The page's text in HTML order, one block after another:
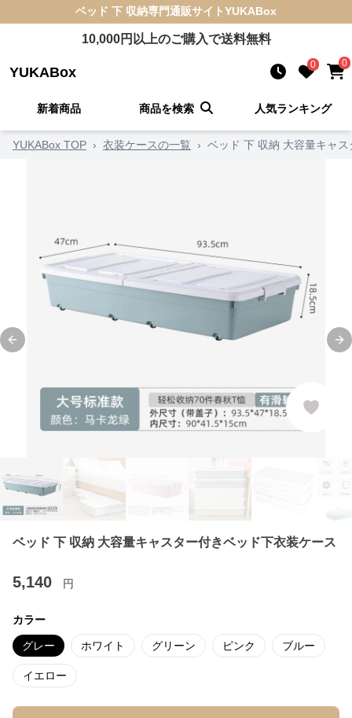
ベッド 下 収納専門通販サイトYUKABox
10,000円以上のご購入で送料無料
YUKABox 0 0
新着商品 商品を検索 人気ランキング
YUKABox TOP › 衣装ケースの一覧 › ベッド 下 収納 大容量キャ
Previous slide
ベッド 下 収納 大容量キャスター付きベッド下衣装ケース
5,140 円
カラー
グレー ホワイト グリーン ピンク ブルー
イエロー